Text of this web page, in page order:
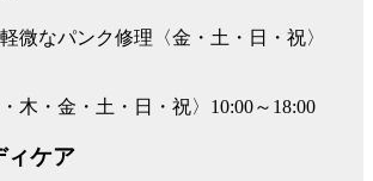
微なパンク修理〈金・土・日・祝〉
木・金・土・日・祝〉10:00～18:00
ィケア